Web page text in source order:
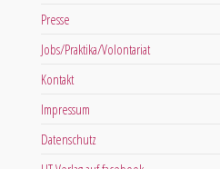
Presse
Jobs/Praktika/Volontariat
Kontakt
Impressum
Datenschutz